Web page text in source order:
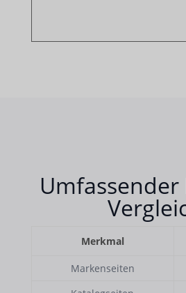
Umfassender
Merkmal
Markenseiten